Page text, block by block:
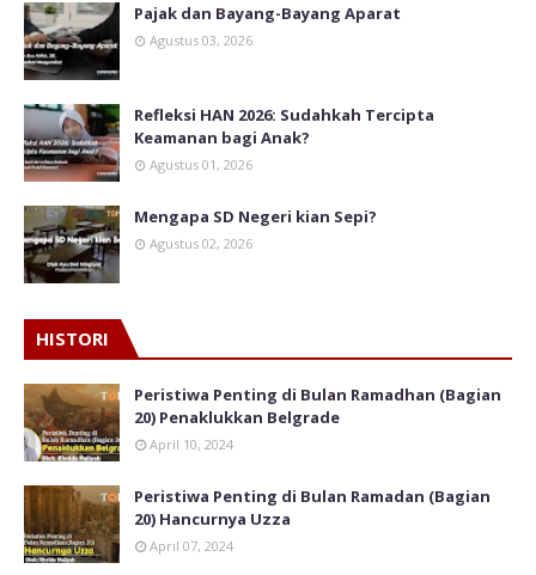
Pajak dan Bayang-Bayang Aparat
Agustus 03, 2026
Refleksi HAN 2026: Sudahkah Tercipta
Keamanan bagi Anak?
Agustus 01, 2026
Mengapa SD Negeri kian Sepi?
Agustus 02, 2026
HISTORI
Peristiwa Penting di Bulan Ramadhan (Bagian
20) Penaklukkan Belgrade
April 10, 2024
Peristiwa Penting di Bulan Ramadan (Bagian
20) Hancurnya Uzza
April 07, 2024